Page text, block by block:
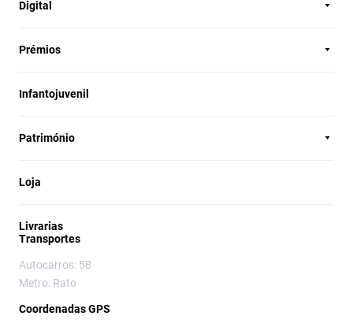
Digital
Prémios
Infantojuvenil
Património
Loja
Livrarias
Transportes
Autocarros: 58
Metro: Rato
Coordenadas GPS